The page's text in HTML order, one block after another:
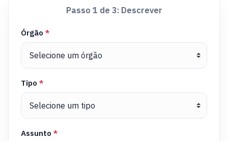
Passo 1 de 3: Descrever
Órgão *
Tipo *
Assunto *